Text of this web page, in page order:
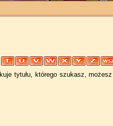
tytułu, którego szukasz, możesz